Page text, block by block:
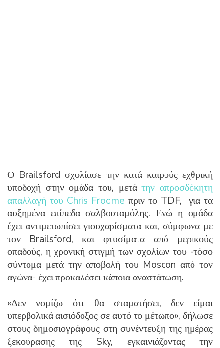
Ο Brailsford σχολίασε την κατά καιρούς εχθρική
υποδοχή στην ομάδα του, μετάτην απροσδόκητη
απαλλαγή του Chris Froome πριν το TDF, για τα
αυξημένα επίπεδα σαλβουταμόλης. Ενώ η ομάδα
έχει αντιμετωπίσει γιουχαρίσματα και, σύμφωνα με
τον Brailsford, και φτυσίματα από μερικούς
οπαδούς, η χρονική στιγμή των σχολίων του -τόσο
σύντομα μετά την αποβολή του Moscon από τον
αγώνα- έχει προκαλέσει κάποια αναστάτωση.
«Δεν νομίζω ότι θα σταματήσει, δεν είμαι
υπερβολικά αισιόδοξος σε αυτό το μέτωπο», δήλωσε
στους δημοσιογράφους στη συνέντευξη της ημέρας
ξεκούρασης της Sky, εγκαινιάζοντας την